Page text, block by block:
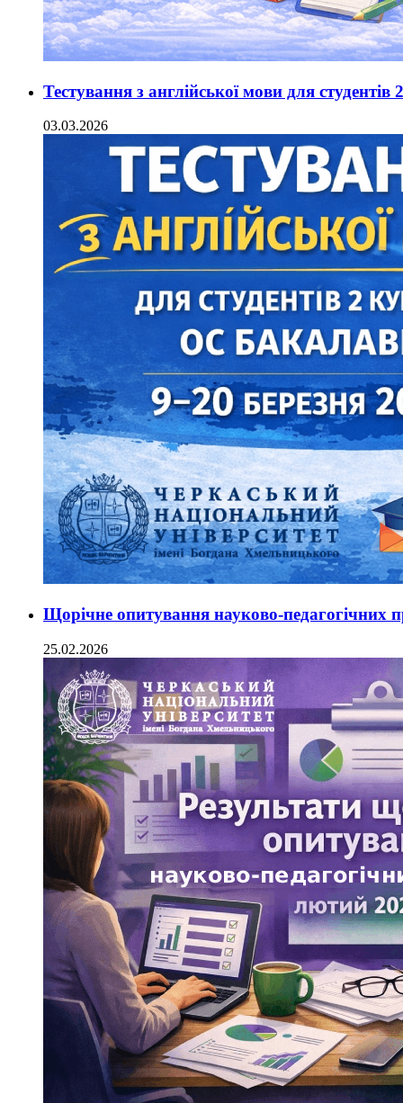
Тестування з англійської мови для
03.03.2026
Щорічне опитування науково-педагогічних
25.02.2026